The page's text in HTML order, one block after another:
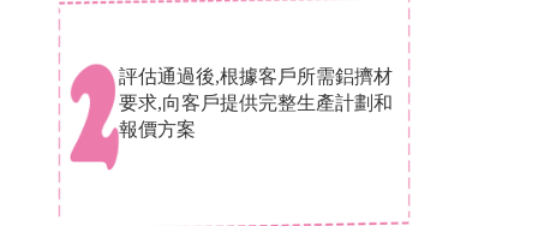
評估通過後,根據客戶所需鋁擠材
要求,向客戶提供完整生產計劃和
報價方案